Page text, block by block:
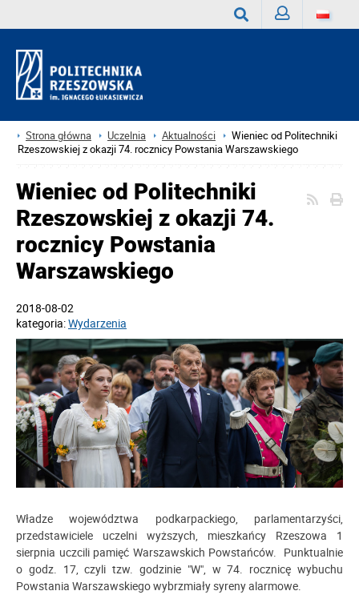
Strona główna Uczelnia Aktualności
Wieniec od Politechniki
Rzeszowskiej z okazji 74. rocznicy Powstania Warszawskiego
Wieniec od Politechniki
Rzeszowskiej z okazji 74.
rocznicy Powstania
Warszawskiego
2018-08-02
kategoria:Wydarzenia
Władze województwa podkarpackiego, parlamentarzyści,
przedstawiciele uczelni wyższych, mieszkańcy Rzeszowa 1
sierpnia uczcili pamięć Warszawskich Powstańców. Punktualnie
o godz. 17, czyli tzw. godzinie "W", w 74. rocznicę wybuchu
Powstania Warszawskiego wybrzmiały syreny alarmowe.